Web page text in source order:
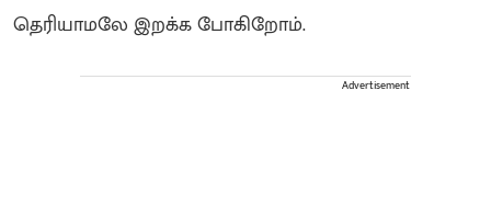
தெரியாமலே இறக்க போகிறோம்.
Advertisement